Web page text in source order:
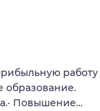
работу
образование.
Повышение…